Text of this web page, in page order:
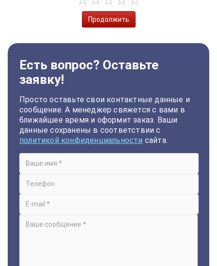
Продолжить
Есть вопрос? Оставьте
заявку!
Просто оставьте свои контактные данные и
сообщение. А менеджер свяжется с вами в
ближайшее время и оформит заказ. Ваши
данные сохранены в соответствии с
политикой конфиденциальности сайта.